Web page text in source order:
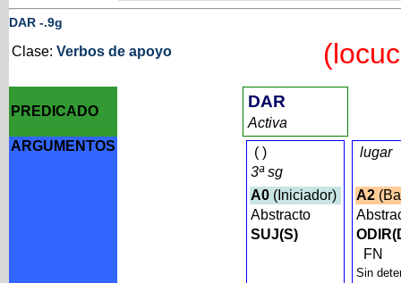
DAR -.9g
Clase: Verbos de apoyo
PREDICADO
DAR
Activa
ARGUMENTOS
()
3ª sg
A0(Iniciador)
Abstracto
SUJ(S)
lugar
A2
FN
Sin